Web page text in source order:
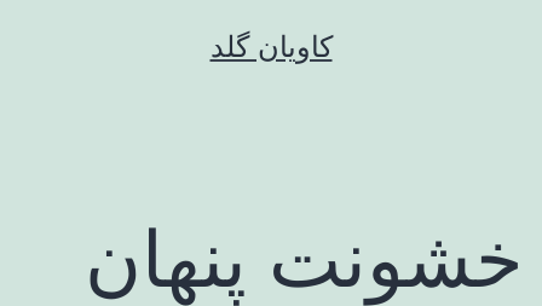
کاویان گلد
خشونت پنهان